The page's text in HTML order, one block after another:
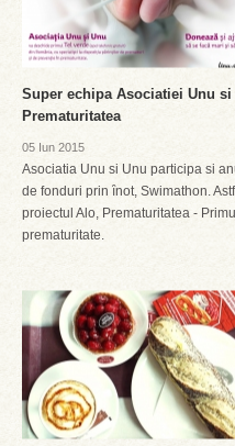
Super echipa Asociatiei Unu
Prematuritatea
05 Iun 2015
Asociatia Unu si Unu participa si
de fonduri prin ȋnot, Swimathon.
proiectul Alo, Prematuritatea -
prematuritate.